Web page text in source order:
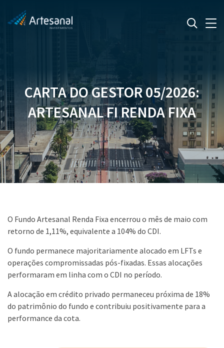
CARTA DO GESTOR 05/2026:
ARTESANAL FI RENDA FIXA
O Fundo Artesanal Renda Fixa encerrou o mês de maio com
retorno de 1,11%, equivalente a 104% do CDI.
O fundo permanece majoritariamente alocado em LFTs e
operações compromissadas pós-fixadas. Essas alocações
performaram em linha com o CDI no período.
A alocação em crédito privado permaneceu próxima de 18%
do patrimônio do fundo e contribuiu positivamente para a
performance da cota.